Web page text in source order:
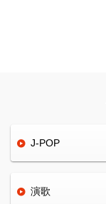
J-POP
演歌